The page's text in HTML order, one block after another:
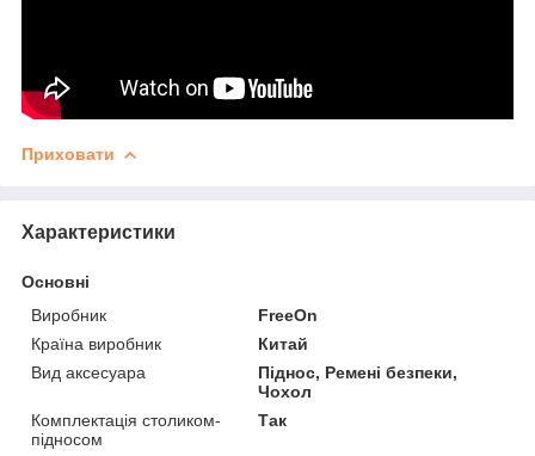
Приховати
Характеристики
Основні
Виробник
FreeOn
Країна виробник
Китай
Вид аксесуара
Піднос, Ремені безпеки,
Чохол
Комплектація столиком-
підносом
Так